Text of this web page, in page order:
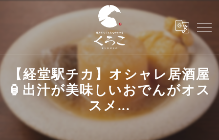
【経堂駅チカ】オシャレ居酒屋
🏮出汁が美味しいおでんがオス
スメ...